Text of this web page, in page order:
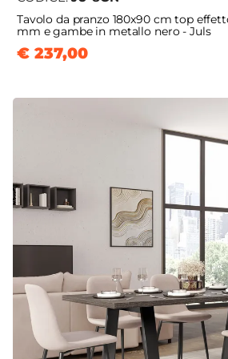
Tavolo da pranzo 180x90 cm top
mm e gambe in metallo nero - Juls
€ 237,00